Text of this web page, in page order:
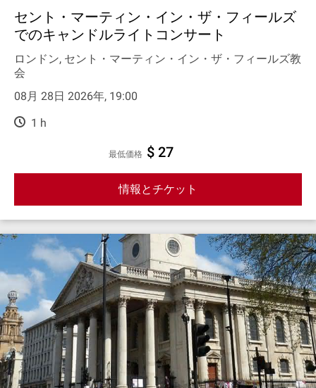
セント・マーティン・イン・ザ・フィールズ
でのキャンドルライトコンサート
ロンドン, セント・マーティン・イン・ザ・フィールズ教
会
08月 28日 2026年, 19:00
1 h
最低価格 $ 27
情報とチケット